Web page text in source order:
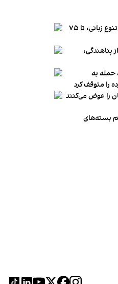
تخمین پژوهشگران: در عصر طلایی تنوع زبانی، تا ۷۵
۵ ماه پس از پناهندگی،
حمله به
را متوقف کرد
را عوض می‌کنند
بسته‌های